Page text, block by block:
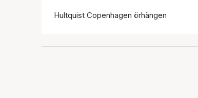
Hultquist Copenhagen örhängen